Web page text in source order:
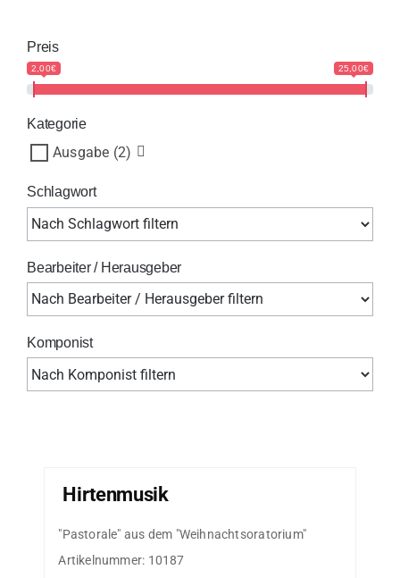
Hirtenmusik
"Pastorale" aus dem "Weihnachtsoratorium"
Artikelnummer: 10187
Preis
2,00€ 25,00€
Kategorie
Ausgabe (2)
Schlagwort
Bearbeiter / Herausgeber
Komponist